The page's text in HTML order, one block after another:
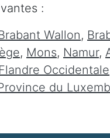
:
Wallon,
, Mons, Namur,
Flandre Occidentale
du